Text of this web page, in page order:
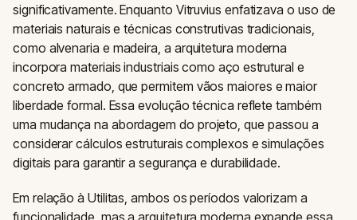
significativamente. Enquanto Vitruvius enfatizava o uso de
materiais naturais e técnicas construtivas tradicionais,
como alvenaria e madeira, a arquitetura moderna
incorpora materiais industriais como aço estrutural e
concreto armado, que permitem vãos maiores e maior
liberdade formal. Essa evolução técnica reflete também
uma mudança na abordagem do projeto, que passou a
considerar cálculos estruturais complexos e simulações
digitais para garantir a segurança e durabilidade.
Em relação à Utilitas, ambos os períodos valorizam a